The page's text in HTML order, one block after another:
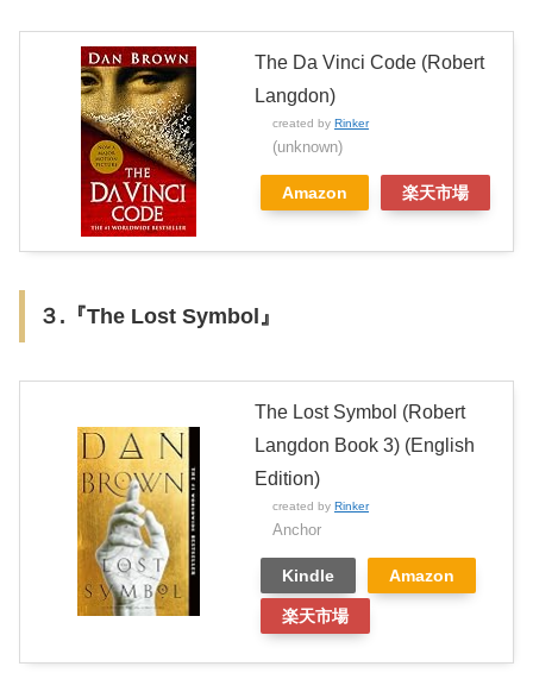
The Da Vinci Code (Robert
Langdon)
created by Rinker
(unknown)
Amazon 楽天市場
３.『The Lost Symbol』
The Lost Symbol (Robert
Langdon Book 3) (English
Edition)
created by Rinker
Anchor
Kindle Amazon
楽天市場